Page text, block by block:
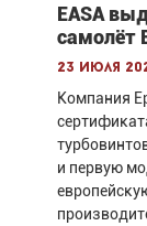
EASA
самолёт
23 июля
Компания
и первую